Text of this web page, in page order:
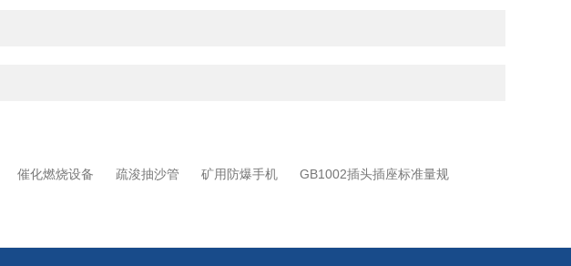
催化燃烧设备 疏浚抽沙管 矿用防爆手机 GB1002插头插座标准量规